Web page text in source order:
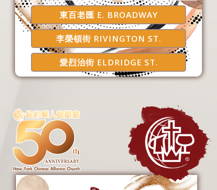
東百老匯 E. BROADWAY
李榮頓街 RIVINGTON ST.
愛烈治街 ELDRIDGE ST.